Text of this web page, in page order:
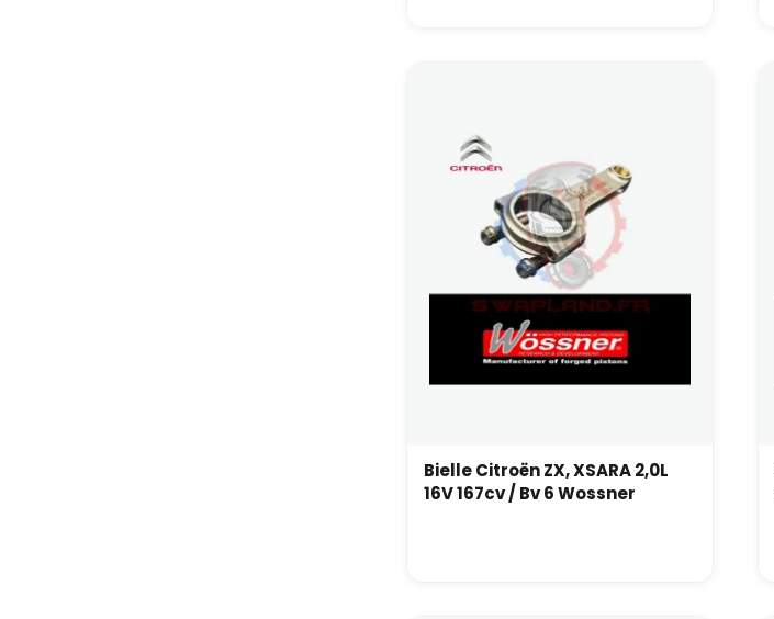
Bielle Citroën ZX, XSARA 2,0L
16V 167cv / Bv 6 Wossner